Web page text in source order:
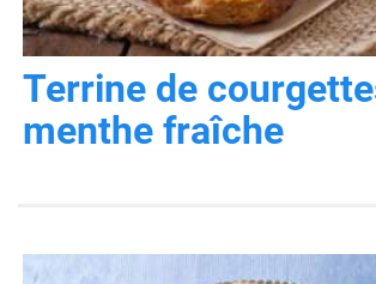
Terrine de
menthe fraîche